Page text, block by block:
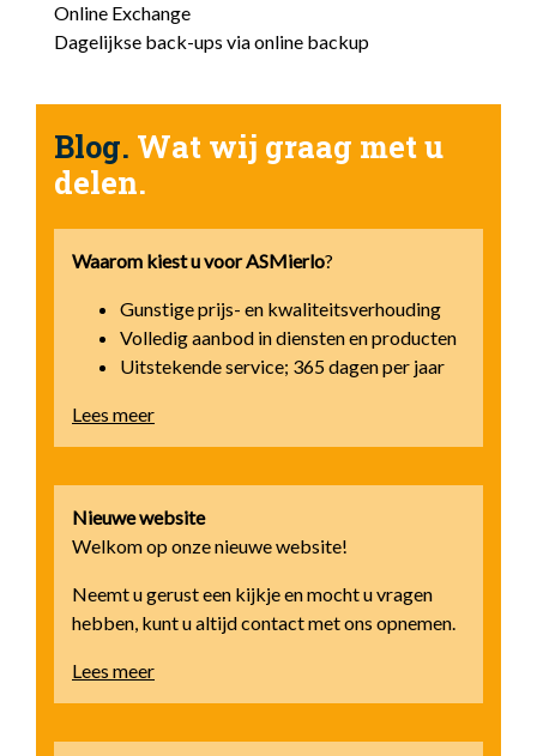
Online Exchange
Dagelijkse back-ups via online backup
Blog. Wat wij graag met u
delen.
Waarom kiest u voorASMierlo?
Gunstige prijs- en kwaliteitsverhouding
Volledig aanbod in diensten en producten
Uitstekende service; 365 dagen per jaar
Lees meer
Nieuwe website
Welkom op onze nieuwe website!
Neemt u gerust een kijkje en mocht u vragen
hebben, kunt u altijd contact met ons opnemen.
Lees meer